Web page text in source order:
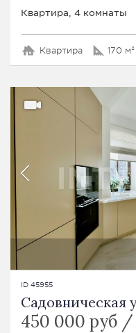
Квартира, 4 комнаты
Квартира 170 м²
ID 45955
Садовническая
450 000 руб